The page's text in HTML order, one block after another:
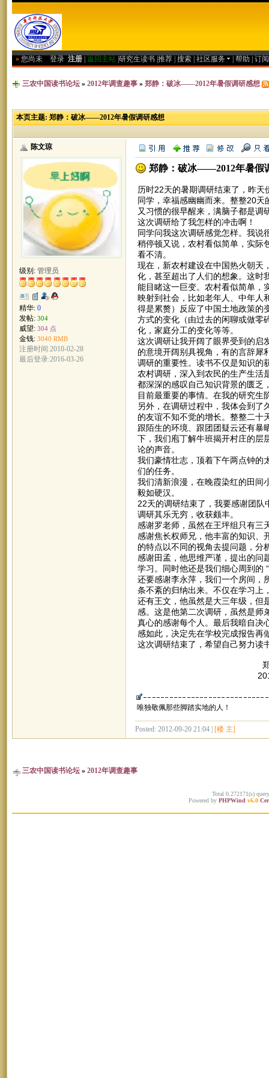
» 您尚未 登录 注册 返回主站 研究生读书 推荐 搜索 社区服务 帮助 订
三农中国读书论坛 » 2012年调查趣事 » 郑静：破冰——2012年暑假调研感想
本页主题: 郑静：破冰——2012年暑假调研感想
陈文琼
级别: 管理员
精华: 0
发帖: 304
威望: 304 点
金钱: 3040 RMB
注册时间:2010-02-28
最后登录:2016-03-26
郑静：破冰——2012年暑假
历时22天的暑期调研结束了，昨
同学，幸福感幽幽而来。整整20
又习惯的很早醒来，满脑子都是调
这次调研给了我怎样的冲击啊！
同学问我这次调研感觉怎样。我说
稍停顿又说，农村看似简单，实际
看不清。
现在，新农村建设在中国热火朝天
化，甚至超出了人们的想象。这
能目睹这一巨变。农村看似简单，
映射到社会，比如老年人、中年人
得是累赘）反应了中国土地政策的
方式的变化（由过去的闲聊或做
化，家庭分工的变化等等。
这次调研让我开阔了眼界受到的启
的意境开阔别具视角，有的言辞犀
调研的重要性。读书不仅是知识的
农村调研，深入到农民的生产生活
都深深的感叹自己知识背景的匮乏
目前最重要的事情。在我的研究生
另外，在调研过程中，我体会到了
的友谊不知不觉的增长。整整二十
跟陌生的环境、跟团团疑云还有暴
下，我们庖丁解牛班揭开村庄的层
论的声音。
我们豪情壮志，顶着下午两点钟的
们的任务。
我们清新浪漫，在晚霞染红的田间
毅如硬汉。
22天的调研结束了，我要感谢团
调研其乐无穷，收获颇丰。
感谢罗老师，虽然在王坪组只有三
感谢焦长权师兄，他丰富的知识、
的特点以不同的视角去提问题，分
感谢田孟，他思维严谨，提出的问
学习。同时他还是我们细心周到的
还要感谢李永萍，我们一个房间，
条不紊的归纳出来。不仅在学习上
还有王文，他虽然是大三年级，但
感。这是他第二次调研，虽然是师
真心的感谢每个人。最后我暗自决
感如此，决定先在学校完成报告再
这次调研结束了，希望自己努力读
郑
2012年7月
唯独敬佩那些脚踏实地的人！
Posted: 2012-09-20 21:04 | [楼 主]
三农中国读书论坛 » 2012年调查趣事
Total 0.272171(s)
Powered by PHPWind v6.0